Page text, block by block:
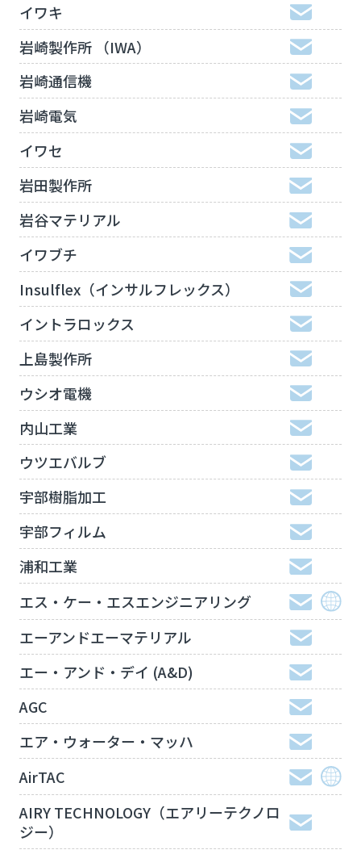
イワキ
岩崎製作所 （IWA）
岩崎通信機
岩崎電気
イワセ
岩田製作所
岩谷マテリアル
イワブチ
Insulflex（インサルフレックス）
イントラロックス
上島製作所
ウシオ電機
内山工業
ウツエバルブ
宇部樹脂加工
宇部フィルム
浦和工業
エス・ケー・エスエンジニアリング
エーアンドエーマテリアル
エー・アンド・デイ (A&D)
AGC
エア・ウォーター・マッハ
AirTAC
AIRY TECHNOLOGY（エアリーテクノロ
ジー）